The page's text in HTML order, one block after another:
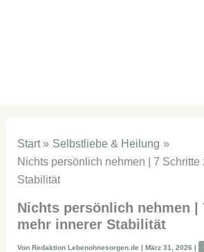
Start
Selbstliebe & Heilung
Nichts persönlich nehmen | 7 Schritte
Stabilität
Nichts persönlich nehmen |
mehr innerer Stabilität
Von Redaktion Lebenohnesorgen.de | März 31, 2026 |